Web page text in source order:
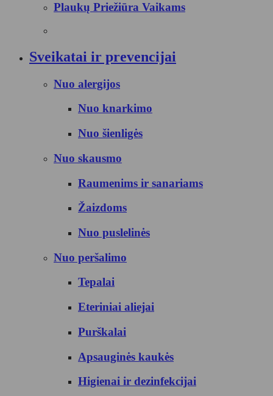
Plaukų Priežiūra Vaikams
Sveikatai ir prevencijai
Nuo alergijos
Nuo knarkimo
Nuo šienligės
Nuo skausmo
Raumenims ir sanariams
Žaizdoms
Nuo puslelinės
Nuo peršalimo
Tepalai
Eteriniai aliejai
Purškalai
Apsauginės kaukės
Higienai ir dezinfekcijai